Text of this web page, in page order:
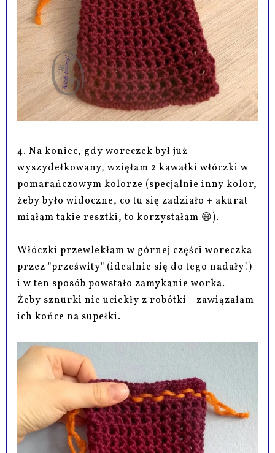
4. Na koniec, gdy woreczek był już
wyszydełkowany, wzięłam 2 kawałki włóczki w
pomarańczowym kolorze (specjalnie inny kolor,
żeby było widoczne, co tu się zadziało + akurat
miałam takie resztki, to korzystałam 😄).
Włóczki przewlekłam w górnej części woreczka
przez "prześwity" (idealnie się do tego nadały!)
i w ten sposób powstało zamykanie worka.
Żeby sznurki nie uciekły z robótki - zawiązałam
ich końce na supełki.